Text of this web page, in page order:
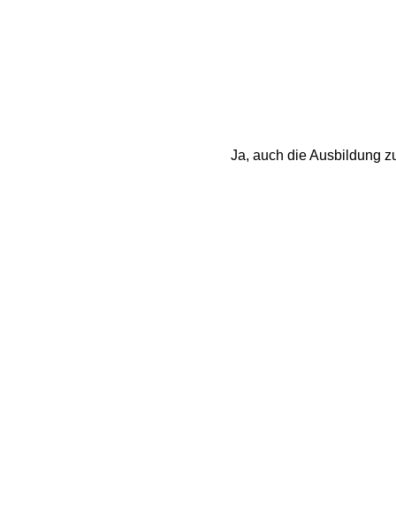
Ja, auch die Ausbildung